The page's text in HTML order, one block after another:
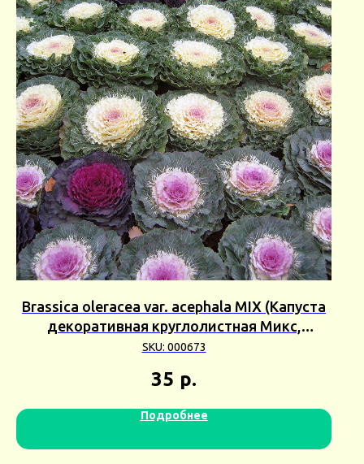
Brassica oleracea var. acephala MIX (Капуста
декоративная круглолистная Микс,
Брассика) 5шт Сбор 23г
SKU: 000673
35 р.
Подробнее